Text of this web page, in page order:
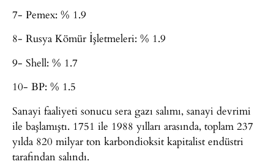
7- Pemex: % 1.9
8- Rusya Kömür İşletmeleri: % 1.9
9- Shell: % 1.7
10- BP: % 1.5
Sanayi faaliyeti sonucu sera gazı salımı, sanayi devrimi
ile başlamıştı. 1751 ile 1988 yılları arasında, toplam 237
yılda 820 milyar ton karbondioksit kapitalist endüstri
tarafından salındı.